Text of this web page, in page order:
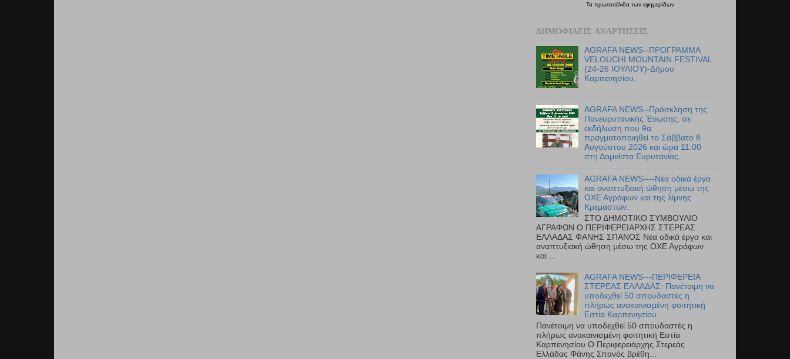
Τα πρωτοσέλιδα των εφημερίδων
ΔΗΜΟΦΙΛΕΊΣ ΑΝΑΡΤΉΣΕΙΣ
AGRAFA NEWS--ΠΡΟΓΡΑΜΜΑ
VELOUCHI MOUNTAIN FESTIVAL
(24-26 ΙΟΥΛΙΟΥ)-Δήμου
Καρπενησίου.
AGRAFA NEWS--Πρόσκληση της
Πανευρυτανικής Ένωσης, σε
εκδήλωση που θα
πραγματοποιηθεί το Σάββατο 8
Αυγούστου 2026 και ώρα 11:00
στη Δομνίστα Ευρυτανίας.
AGRAFA NEWS----Νέα οδικά έργα
και αναπτυξιακή ώθηση μέσω της
ΟΧΕ Αγράφων και της λίμνης
Κρεμαστών.
ΣΤΟ ΔΗΜΟΤΙΚΟ ΣΥΜΒΟΥΛΙΟ
ΑΓΡΑΦΩΝ Ο ΠΕΡΙΦΕΡΕΙΑΡΧΗΣ ΣΤΕΡΕΑΣ
ΕΛΛΑΔΑΣ ΦΑΝΗΣ ΣΠΑΝΟΣ Νέα οδικά έργα και
αναπτυξιακή ώθηση μέσω της ΟΧΕ Αγράφων
και ...
AGRAFA NEWS---ΠΕΡΙΦΕΡΕΙΑ
ΣΤΕΡΕΑΣ ΕΛΛΑΔΑΣ: Πανέτοιμη να
υποδεχθεί 50 σπουδαστές η
πλήρως ανακαινισμένη φοιτητική
Εστία Καρπενησίου.
Πανέτοιμη να υποδεχθεί 50 σπουδαστές η
πλήρως ανακαινισμένη φοιτητική Εστία
Καρπενησίου Ο Περιφερειάρχης Στερεάς
Ελλάδας Φάνης Σπανός βρέθη...